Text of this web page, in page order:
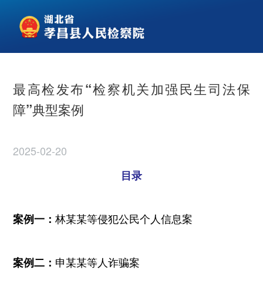
最高检发布“检察机关加强民生司法保
障”典型案例
2025-02-20
目录
案例一：林某某等侵犯公民个人信息案
案例二： 申某某等人诈骗案